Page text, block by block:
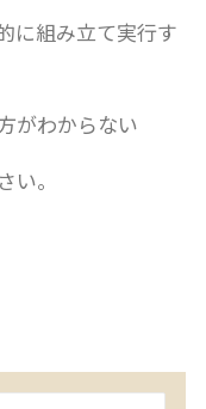
に組み立て実行す
がわからない
。